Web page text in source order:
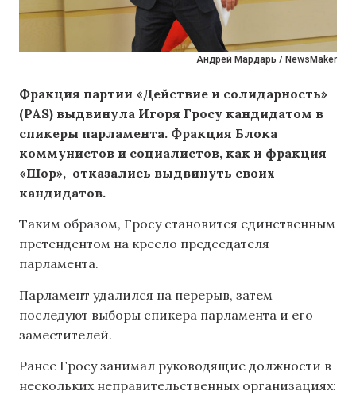
Андрей Мардарь / NewsMaker
Фракция партии «Действие и солидарность»
(PAS) выдвинула Игоря Гросу кандидатом в
спикеры парламента. Фракция Блока
коммунистов и социалистов, как и фракция
«Шор», отказались выдвинуть своих
кандидатов.
Таким образом, Гросу становится единственным
претендентом на кресло председателя
парламента.
Парламент удалился на перерыв, затем
последуют выборы спикера парламента и его
заместителей.
Ранее Гросу занимал руководящие должности в
нескольких неправительственных организациях: